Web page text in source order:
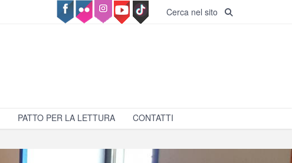
Cerca nel sito
PATTO PER LA LETTURA CONTATTI